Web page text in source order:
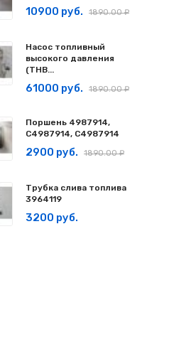
10900 руб. 1890.00 ₽
Насос топливный
высокого давления
(ТНВ...
61000 руб. 1890.00 ₽
Поршень 4987914,
C4987914, С4987914
2900 руб. 1890.00 ₽
Трубка слива топлива
3964119
3200 руб.